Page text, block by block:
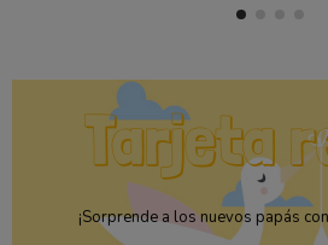
¡Sorprende a los nuevos papás